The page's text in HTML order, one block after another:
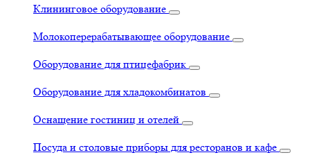
Клининговое оборудование
Молокоперерабатывающее оборудование
Оборудование для птицефабрик
Оборудование для хладокомбинатов
Оснащение гостиниц и отелей
Посуда и столовые приборы для ресторанов и кафе